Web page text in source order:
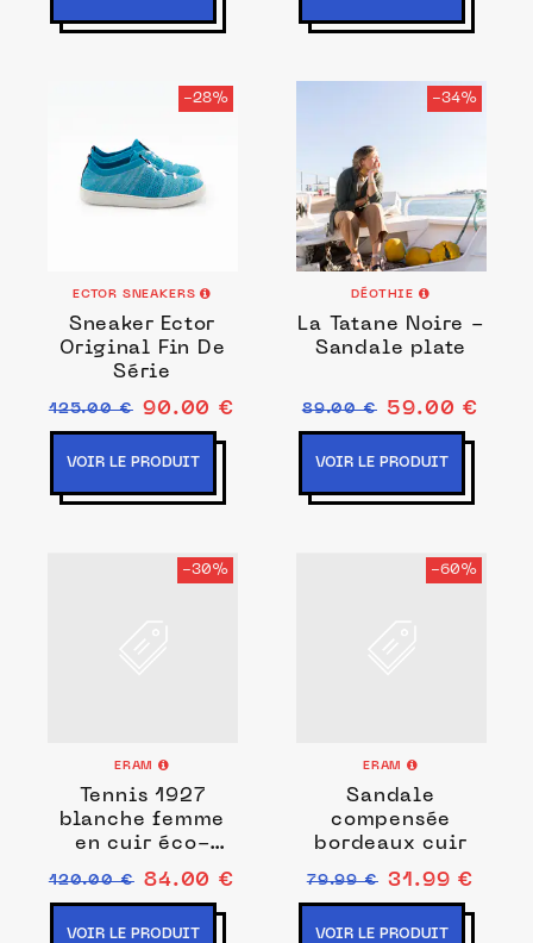
-28%
ECTOR SNEAKERS
Sneaker Ector
Original Fin De
Série
125.00 € 90.00 €
VOIR LE PRODUIT
-34%
DÉOTHIE
La Tatane Noire -
Sandale plate
89.00 € 59.00 €
VOIR LE PRODUIT
-30%
ERAM
Tennis 1927
blanche femme
en cuir éco-
conçu
120.00 € 84.00 €
VOIR LE PRODUIT
-60%
ERAM
Sandale
compensée
bordeaux cuir
79.99 € 31.99 €
VOIR LE PRODUIT